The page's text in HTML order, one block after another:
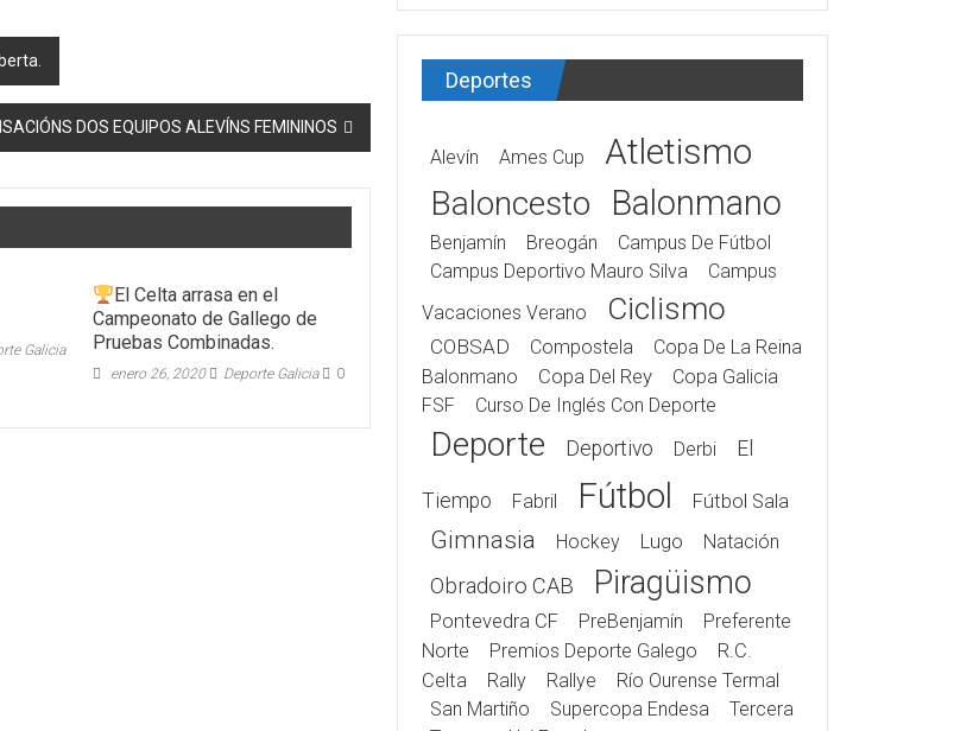
DOS EQUIPOS ALEVÍNS FEMININOS
Galicia
El Celta arrasa en el
Campeonato de Gallego de
Pruebas Combinadas.
enero 26, 2020 Deporte Galicia 0
Deportes
Alevín Ames Cup Atletismo
Baloncesto Balonmano
Benjamín Breogán
Campus De Fútbol
Campus Deportivo Mauro Silva
Campus
Vacaciones Verano
Ciclismo
COBSAD Compostela
Copa De La Reina
Balonmano
Copa Del Rey
Copa Galicia
FSF
Curso De Inglés Con Deporte
Deporte Deportivo Derbi El
Tiempo Fabril Fútbol Fútbol Sala
Gimnasia Hockey Lugo Natación
Obradoiro CAB Piragüismo
Pontevedra CF PreBenjamín
Preferente
Norte
Premios Deporte Galego
R.C.
Celta
Rally Rallye
Río Ourense Termal
San Martiño
Supercopa Endesa
Tercera